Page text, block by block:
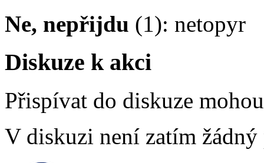
Ne, nepřijdu (1): netopyr
Diskuze k akci
Přispívat do diskuze
V diskuzi není zatím žádný